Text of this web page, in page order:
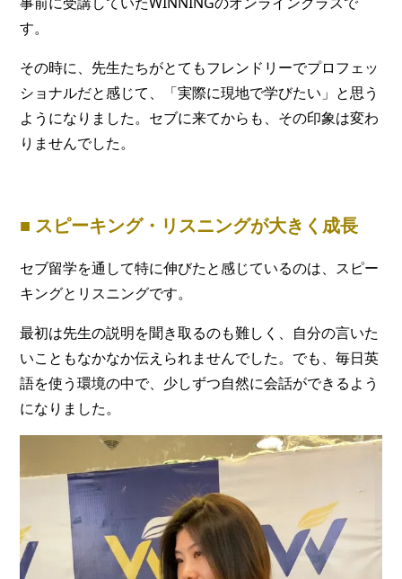
す。
その時に、先生たちがとてもフレンドリーでプロフェッ
ショナルだと感じて、「実際に現地で学びたい」と思う
ようになりました。セブに来てからも、その印象は変わ
りませんでした。
■ スピーキング・リスニングが大きく成長
セブ留学を通して特に伸びたと感じているのは、スピー
キングとリスニングです。
最初は先生の説明を聞き取るのも難しく、自分の言いた
いこともなかなか伝えられませんでした。でも、毎日英
語を使う環境の中で、少しずつ自然に会話ができるよう
になりました。